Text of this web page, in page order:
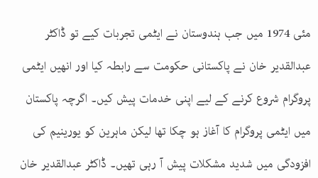
مئی 1974 میں جب ہندوستان نے ایٹمی تجربات کیے تو ڈاکٹر
عبدالقدیر خان نے پاکستانی حکومت سے رابطہ کیا اور انھیں ایٹمی
پروگرام شروع کرنے کے لیے اپنی خدمات پیش کیں۔ اگرچہ پاکستان
میں ایٹمی پروگرام کا آغاز ہو چکا تھا لیکن ماہرین کو یورینیم کی
افزودگی میں شدید مشکلات پیش آ رہی تھیں۔ ڈاکٹر عبدالقدیر خان